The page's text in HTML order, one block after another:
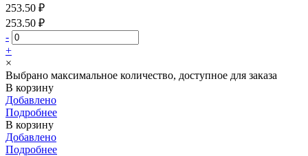
253.50 ₽
253.50 ₽
-
+
×
Выбрано максимальное количество, доступное для заказа
В корзину
Добавлено
Подробнее
В корзину
Добавлено
Подробнее